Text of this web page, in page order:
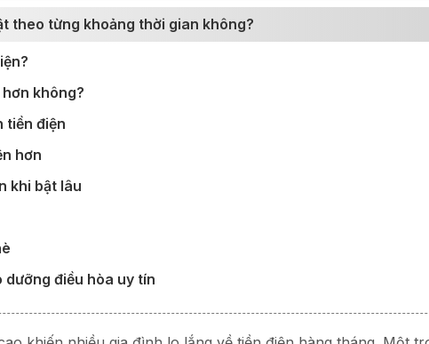
theo từng khoảng thời gian không?
không?
tiền điện
hơn
khi bật lâu
điều hòa uy tín